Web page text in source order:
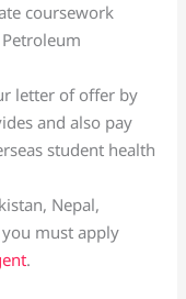
coursework
letter of offer by
and also pay
student health
Nepal,
must apply
.